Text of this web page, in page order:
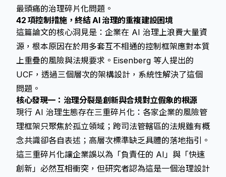
最頭痛的治理碎片化問題。
42 項控制措施，終結 AI 治理的重複建設困境
這篇論文的核心洞見是：企業在 AI 治理上浪費大量資
源，根本原因在於用多套互不相通的控制框架應對本質
上重疊的風險與法規要求。Eisenberg 等人提出的
UCF，透過三個層次的架構設計，系統性解決了這個
問題。
核心發現一：治理分裂是創新與合規對立假象的根源
現行 AI 治理生態存在三重碎片化：各家企業的風險管
理框架只聚焦於孤立領域；跨司法管轄區的法規雖有概
念共識卻各自表述；高層次標準缺乏具體的落地指引。
這三重碎片化讓企業誤以為「負責任的 AI」與「快速
創新」必然互相衝突，但研究者認為這是一個治理設計